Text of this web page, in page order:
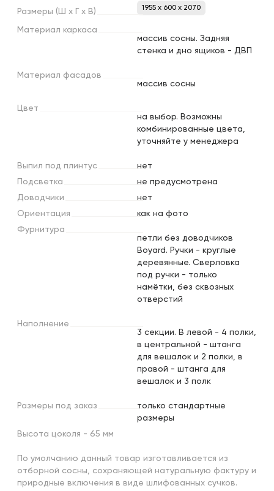
Размеры (Ш х х В) 1955 x 600 x 2070
Материал каркаса
массив сосны. Задняя
стенка и дно ящиков - ДВП
Материал фасадов
массив сосны
Цвет
на выбор. Возможны
комбинированные цвета,
уточняйте у менеджера
Выпил под плинтус
нет
Подсветка
не предусмотрена
Доводчики
нет
Ориентация
как на фото
Фурнитура
петли без доводчиков
Boyard. Ручки - круглые
деревянные. Сверловка
под ручки - только
намётки, без сквозных
отверстий
Наполнение
3 секции. В левой - 4 полки,
в центральной - штанга
для вешалок и 2 полки, в
правой - штанга для
вешалок и 3 полк
Размеры под заказ
только стандартные
размеры
Высота цоколя - 65 мм
По умолчанию данный товар изготавливается из
отборной сосны, сохраняющей натуральную фактуру и
природные включения в виде шлифованных сучков.